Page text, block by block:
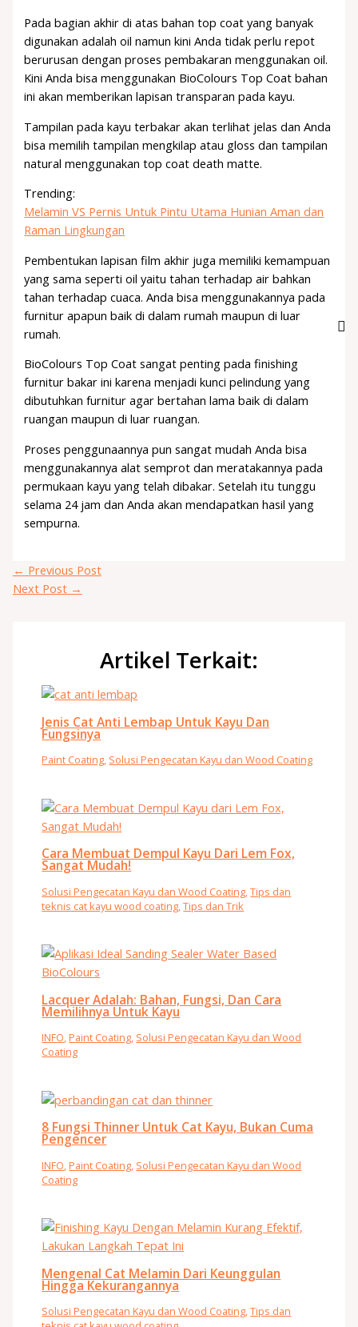
Pada bagian akhir di atas bahan top coat yang banyak
digunakan adalah oil namun kini Anda tidak perlu repot
berurusan dengan proses pembakaran menggunakan oil.
Kini Anda bisa menggunakan BioColours Top Coat bahan
ini akan memberikan lapisan transparan pada kayu.
Tampilan pada kayu terbakar akan terlihat jelas dan Anda
bisa memilih tampilan mengkilap atau gloss dan tampilan
natural menggunakan top coat death matte.
Trending:
Melamin VS Pernis Untuk Pintu Utama Hunian Aman dan
Raman Lingkungan
Pembentukan lapisan film akhir juga memiliki kemampuan
yang sama seperti oil yaitu tahan terhadap air bahkan
tahan terhadap cuaca. Anda bisa menggunakannya pada
furnitur apapun baik di dalam rumah maupun di luar
rumah.
BioColours Top Coat sangat penting pada finishing
furnitur bakar ini karena menjadi kunci pelindung yang
dibutuhkan furnitur agar bertahan lama baik di dalam
ruangan maupun di luar ruangan.
Proses penggunaannya pun sangat mudah Anda bisa
menggunakannya alat semprot dan meratakannya pada
permukaan kayu yang telah dibakar. Setelah itu tunggu
selama 24 jam dan Anda akan mendapatkan hasil yang
sempurna.
← Previous Post
Next Post →
Artikel Terkait:
Jenis Cat Anti Lembap Untuk Kayu Dan
Fungsinya
Paint Coating, Solusi Pengecatan Kayu dan Wood Coating
Cara Membuat Dempul Kayu Dari Lem Fox,
Sangat Mudah!
Solusi Pengecatan Kayu dan Wood Coating ,Tips dan
teknis cat kayu wood coating ,Tips dan Trik
Lacquer Adalah: Bahan, Fungsi, Dan Cara
Memilihnya Untuk Kayu
INFO,Paint Coating, Solusi Pengecatan Kayu dan Wood
Coating
8 Fungsi Thinner Untuk Cat Kayu, Bukan Cuma
Pengencer
INFO,Paint Coating, Solusi Pengecatan Kayu dan Wood
Coating
Mengenal Cat Melamin Dari Keunggulan
Hingga Kekurangannya
Solusi Pengecatan Kayu dan Wood Coating,Tips dan